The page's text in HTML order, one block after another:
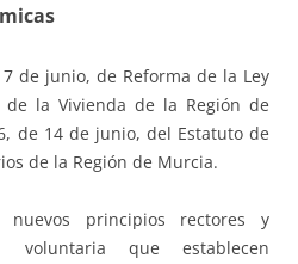
7 de junio, de Reforma de la Ley
la Vivienda de la Región de
de 14 de junio, del Estatuto de
de la Región de Murcia.
nuevos principios rectores y
voluntaria que establecen